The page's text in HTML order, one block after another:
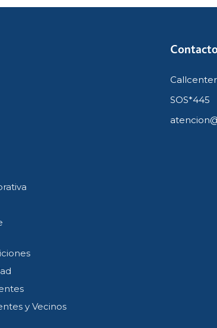
y Vecinos
Contacto
Callcenter
SOS*445